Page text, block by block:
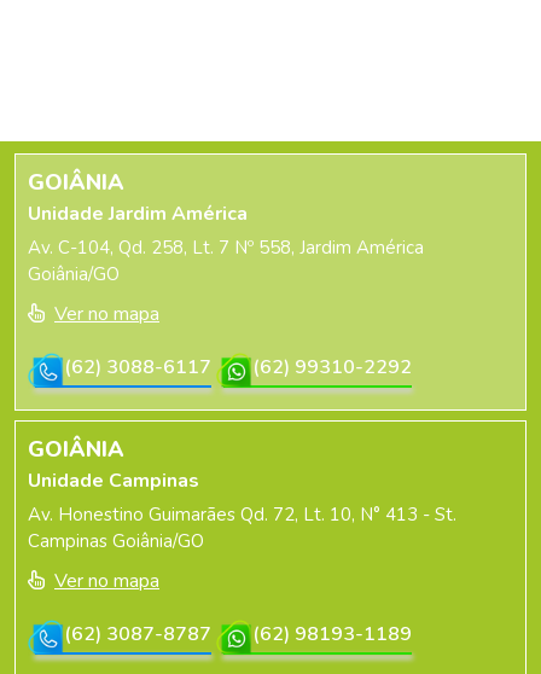
GOIÂNIA
Unidade Jardim América
Av. C-104, Qd. 258, Lt. 7 Nº 558, Jardim América
Goiânia/GO
Ver no mapa
(62) 3088-6117
(62) 99310-2292
GOIÂNIA
Unidade Campinas
Av. Honestino Guimarães Qd. 72, Lt. 10, N° 413 - St.
Campinas Goiânia/GO
Ver no mapa
(62) 3087-8787
(62) 98193-1189